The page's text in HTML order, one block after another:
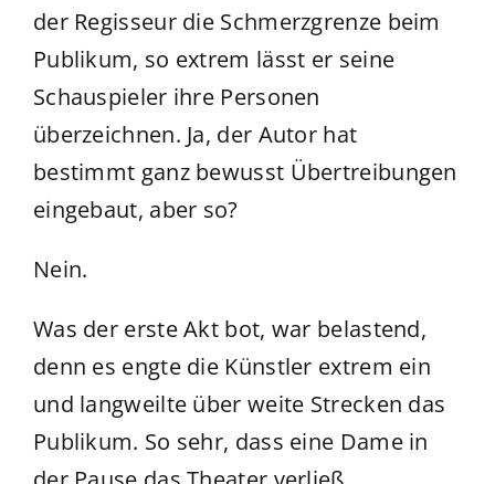
der Regisseur die Schmerzgrenze beim
Publikum, so extrem lässt er seine
Schauspieler ihre Personen
überzeichnen. Ja, der Autor hat
bestimmt ganz bewusst Übertreibungen
eingebaut, aber so?
Nein.
Was der erste Akt bot, war belastend,
denn es engte die Künstler extrem ein
und langweilte über weite Strecken das
Publikum. So sehr, dass eine Dame in